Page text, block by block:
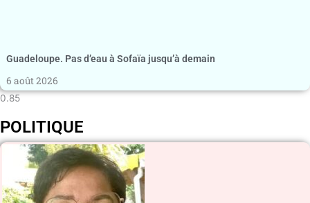
Guadeloupe. Pas d’eau à Sofaïa jusqu’à demain
6 août 2026
POLITIQUE